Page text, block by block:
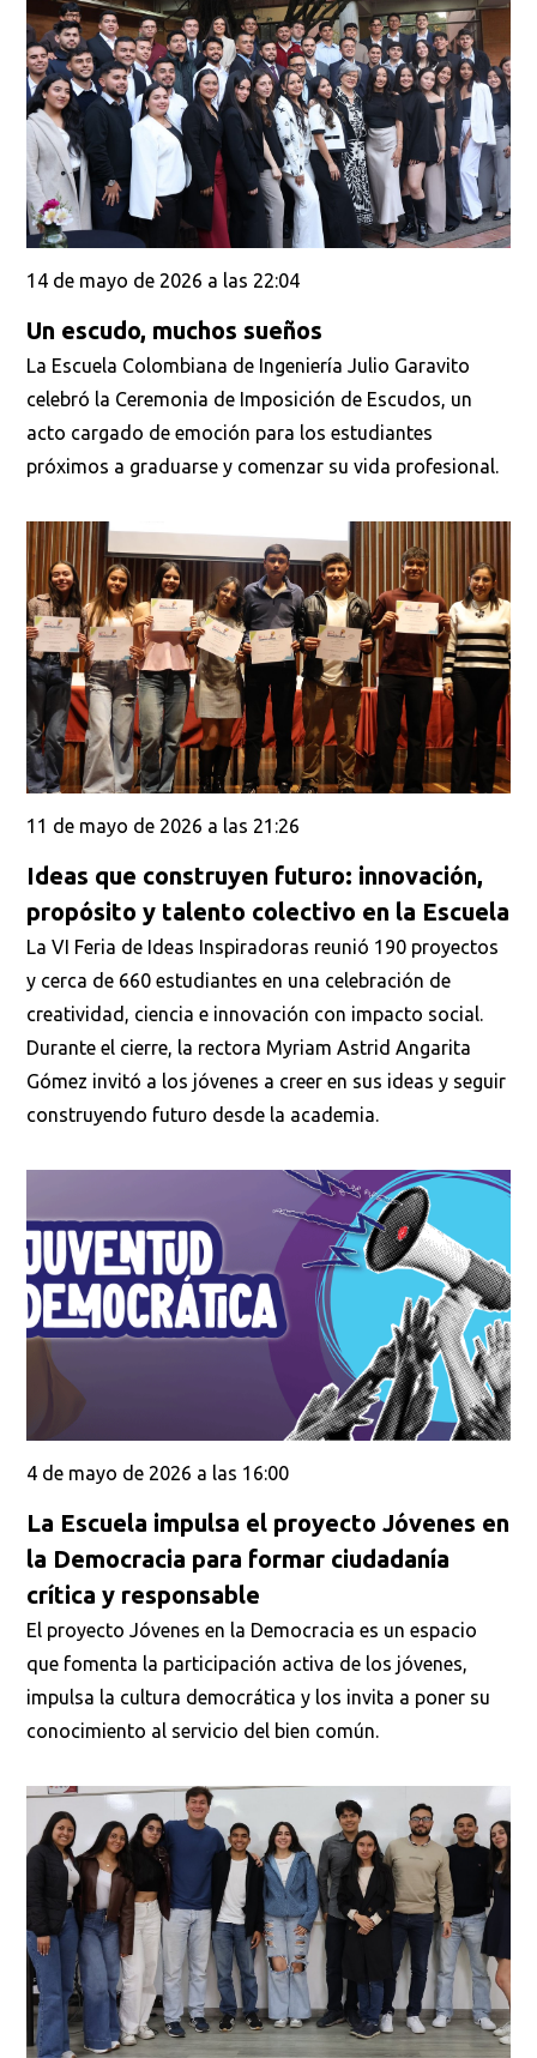
14 de mayo de 2026 a las 22:04
Un escudo, muchos sueños
La Escuela Colombiana de Ingeniería Julio Garavito
celebró la Ceremonia de Imposición de Escudos, un
acto cargado de emoción para los estudiantes
próximos a graduarse y comenzar su vida profesional.
11 de mayo de 2026 a las 21:26
Ideas que construyen futuro: innovación,
propósito y talento colectivo en la Escuela
La VI Feria de Ideas Inspiradoras reunió 190 proyectos
y cerca de 660 estudiantes en una celebración de
creatividad, ciencia e innovación con impacto social.
Durante el cierre, la rectora Myriam Astrid Angarita
Gómez invitó a los jóvenes a creer en sus ideas y seguir
construyendo futuro desde la academia.
4 de mayo de 2026 a las 16:00
La Escuela impulsa el proyecto Jóvenes en
la Democracia para formar ciudadanía
crítica y responsable
El proyecto Jóvenes en la Democracia es un espacio
que fomenta la participación activa de los jóvenes,
impulsa la cultura democrática y los invita a poner su
conocimiento al servicio del bien común.